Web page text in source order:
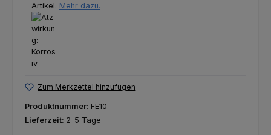
Artikel. Mehr dazu.
Zum Merkzettel hinzufügen
Produktnummer: FE10
Lieferzeit: 2-5 Tage